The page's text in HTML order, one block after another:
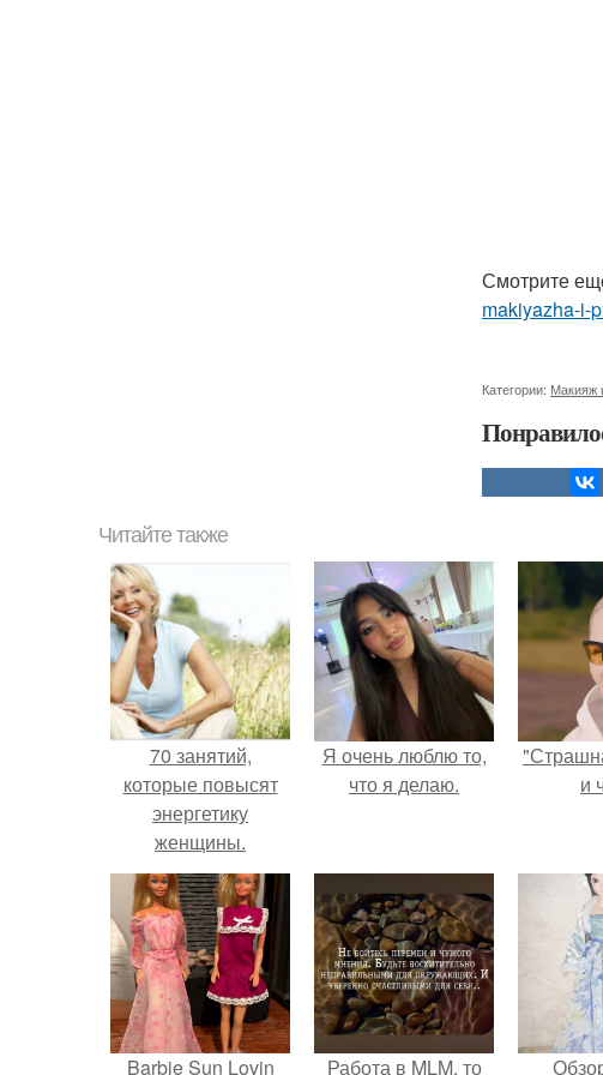
Смотрите
makiyazha-i-
Категории: Макияж
Читайте также
70 занятий,
которые повысят
энергетику
женщины.
Я очень люблю то,
что я делаю.
и
Barbie Sun Lovin Работа в MLM, то